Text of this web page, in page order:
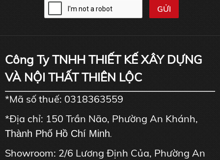
Công Ty TNHH THIẾT KẾ XÂY DỰNG
VÀ NỘI THẤT THIÊN LỘC
*Mã số thuế: 0318363559
*Địa chỉ: 150 Trần Não, Phường An Khánh,
Thành Phố Hồ Chí Minh.
Showroom: 2/6 Lương Định Của, Phường An